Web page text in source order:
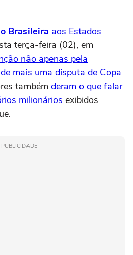
Brasileira aos Estados
terça-feira (02), em
não apenas pela
mais uma disputa de Copa
também deram o que falar
milionários exibidos
PUBLICIDADE